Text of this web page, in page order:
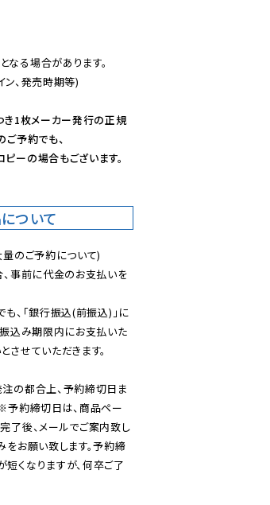
る場合があります。
、発売時期等)
き1枚メーカー発行の正規
予約でも、
ーの場合もございます。
ついて
のご予約について)
事前に代金のお支払いを
、「銀行振込(前振込)」に
振込み期限内にお支払いた
せていただきます。
の都合上、予約締切日ま
予約締切日は、商品ペー
了後、メールでご案内致し
をお願い致します。予約締
くなりますが、何卒ご了